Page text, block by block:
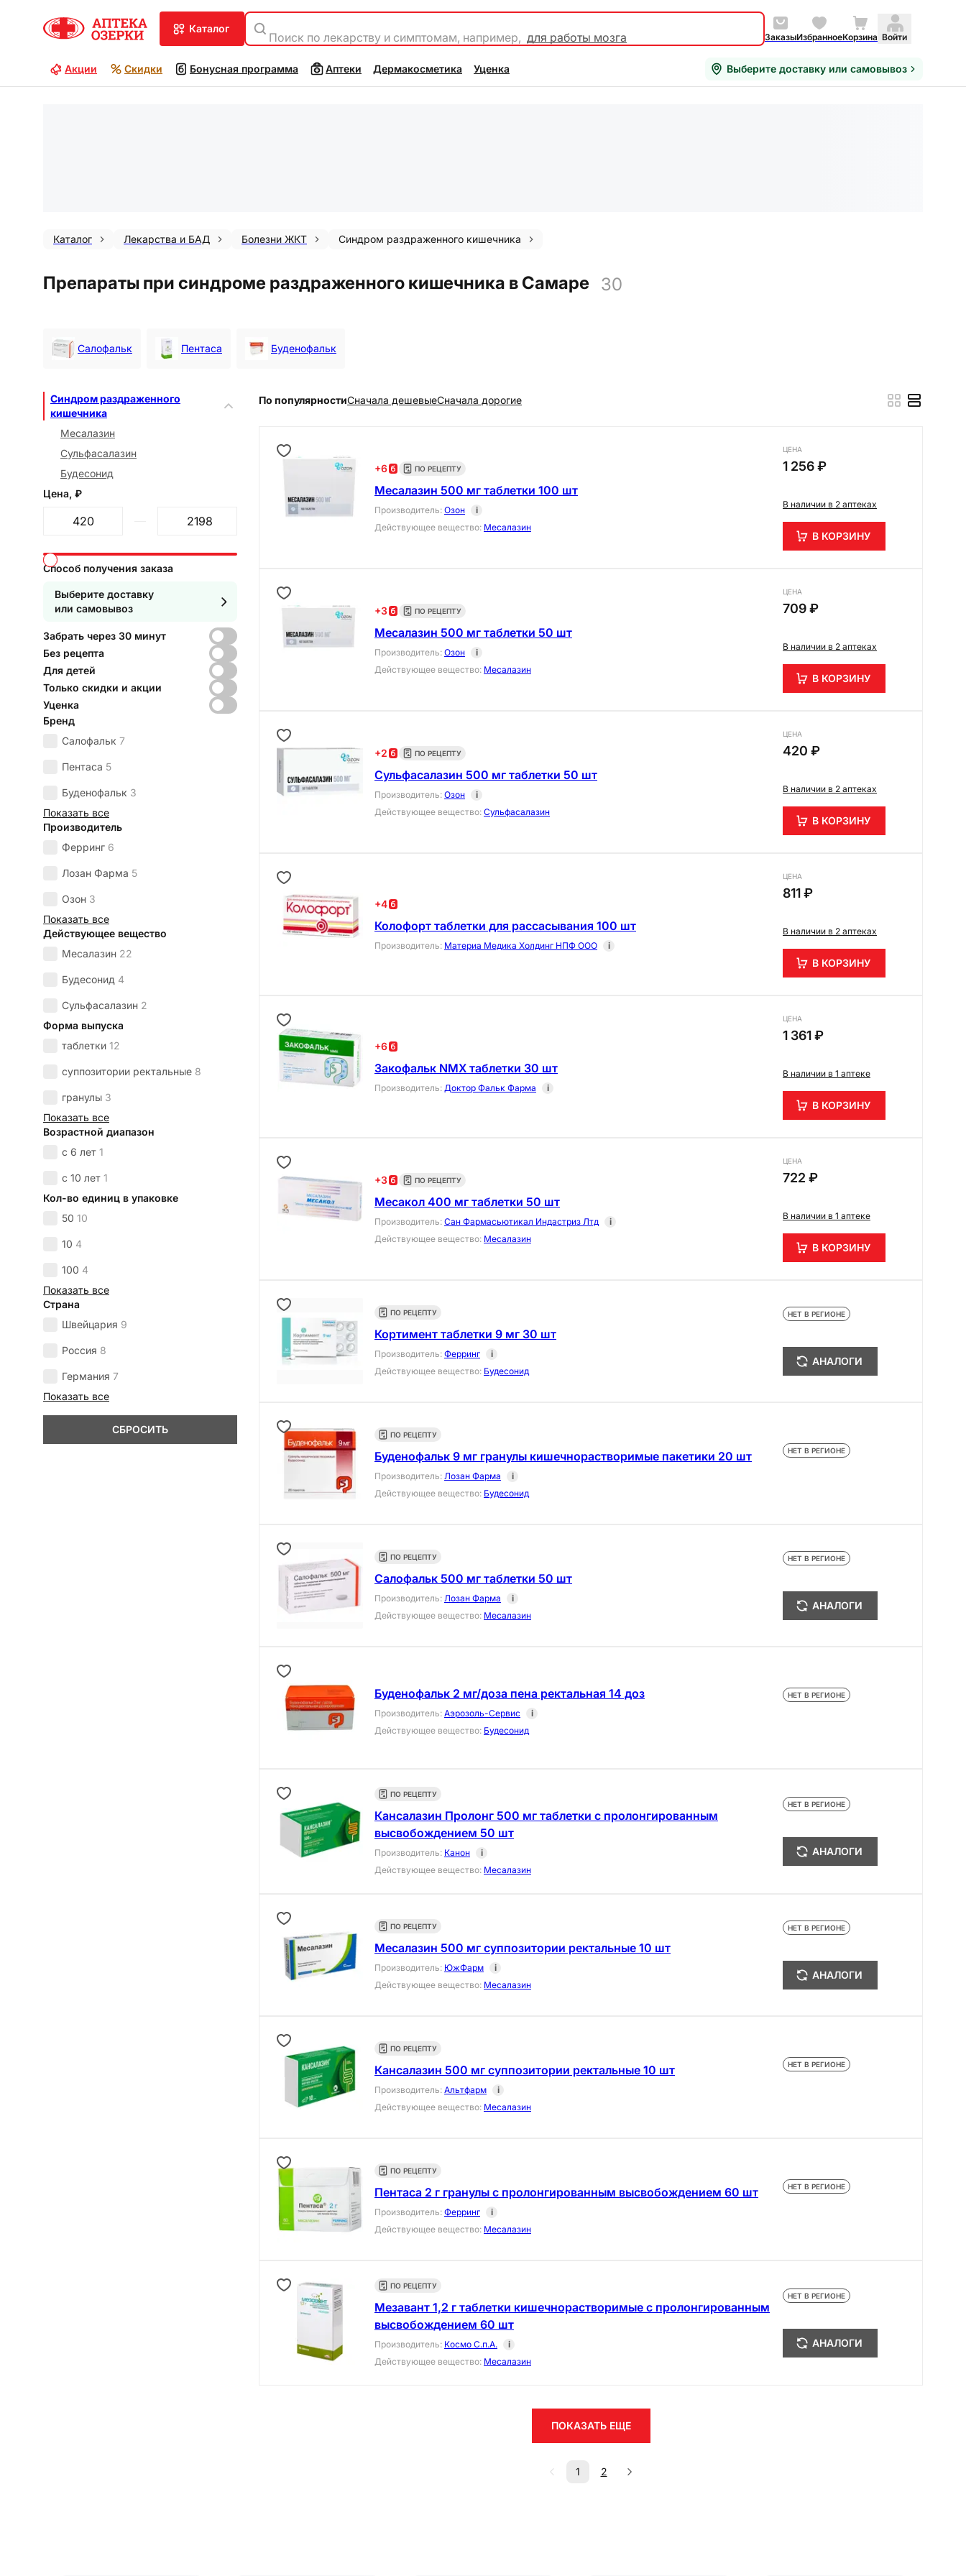
каталог
Поиск по лекарству и симптомам, например, для работы мозга ЗаказыИзбранноеКорзина Войти
Акции Скидки Бонусная программа Аптеки Дермакосметика Уценка Выберите доставку или самовывоз
Каталог Лекарства и БАД Болезни ЖКТ Синдром раздраженного кишечника
Препараты при синдроме раздраженного кишечника в Самаре 30
Салофальк Пентаса Буденофальк
Синдром раздраженного
кишечника
Месалазин
Сульфасалазин
Будесонид
Цена, ₽
Способ получения заказа
Выберите доставку
или самовывоз
Забрать через 30 минут
Без рецепта
Для детей
Только скидки и акции
Уценка
Бренд
Салофальк 7
Пентаса 5
Буденофальк 3
Показать все
Производитель
Ферринг 6
Лозан Фарма 5
Озон 3
Показать все
Действующее вещество
Месалазин 22
Будесонид 4
Сульфасалазин 2
Форма выпуска
таблетки 12
суппозитории ректальные 8
гранулы 3
Показать все
Возрастной диапазон
с 6 лет 1
с 10 лет 1
Кол-во единиц в упаковке
50 10
10 4
100 4
Показать все
Страна
Швейцария 9
Россия 8
Германия 7
Показать все
СБРОСИТЬ
По популярностиCначала дешевыеCначала дорогие
+6 ПО РЕЦЕПТУ
Месалазин 500 мг таблетки 100 шт
Производитель: Озон
i
Действующее вещество: Месалазин
ЦЕНА
1 256 ₽
В наличии в 2 аптеках
В КОРЗИНУ
+3 ПО РЕЦЕПТУ
Месалазин 500 мг таблетки 50 шт
Производитель: Озон
i
Действующее вещество: Месалазин
ЦЕНА
709 ₽
В наличии в 2 аптеках
В КОРЗИНУ
+2 ПО РЕЦЕПТУ
Сульфасалазин 500 мг таблетки 50 шт
Производитель: Озон
i
Действующее вещество: Сульфасалазин
ЦЕНА
420 ₽
В наличии в 2 аптеках
В КОРЗИНУ
+4
Колофорт таблетки для рассасывания 100 шт
Производитель: Материа Медика Холдинг НПФ ООО i
ЦЕНА
811 ₽
В наличии в 2 аптеках
В КОРЗИНУ
+6
Закофальк NMX таблетки 30 шт
Производитель: Доктор Фальк Фарма i
ЦЕНА
1 361 ₽
В наличии в 1 аптеке
В КОРЗИНУ
+3 ПО РЕЦЕПТУ
Месакол 400 мг таблетки 50 шт
Производитель: Сан Фармасьютикал Индастриз Лтд
i
Действующее вещество: Месалазин
ЦЕНА
722 ₽
В наличии в 1 аптеке
В КОРЗИНУ
ПО РЕЦЕПТУ
Кортимент таблетки 9 мг 30 шт
Производитель: Ферринг
i
Действующее вещество: Будесонид
НЕТ В РЕГИОНЕ
АНАЛОГИ
ПО РЕЦЕПТУ
Буденофальк 9 мг гранулы кишечнорастворимые пакетики 20 шт
Производитель: Лозан Фарма
i
Действующее вещество: Будесонид
НЕТ В РЕГИОНЕ
ПО РЕЦЕПТУ
Салофальк 500 мг таблетки 50 шт
Производитель: Лозан Фарма
i
Действующее вещество: Месалазин
НЕТ В РЕГИОНЕ
АНАЛОГИ
Буденофальк 2 мг/доза пена ректальная 14 доз
Производитель: Аэрозоль-Сервис
i
Действующее вещество: Будесонид
НЕТ В РЕГИОНЕ
ПО РЕЦЕПТУ
Кансалазин Пролонг 500 мг таблетки с пролонгированным
высвобождением 50 шт
Производитель: Канон
i
Действующее вещество: Месалазин
НЕТ В РЕГИОНЕ
АНАЛОГИ
ПО РЕЦЕПТУ
Месалазин 500 мг суппозитории ректальные 10 шт
Производитель: ЮжФарм
i
Действующее вещество: Месалазин
НЕТ В РЕГИОНЕ
АНАЛОГИ
ПО РЕЦЕПТУ
Кансалазин 500 мг суппозитории ректальные 10 шт
Производитель: Альтфарм
i
Действующее вещество: Месалазин
НЕТ В РЕГИОНЕ
ПО РЕЦЕПТУ
Пентаса 2 г гранулы с пролонгированным высвобождением 60 шт
Производитель: Ферринг
i
Действующее вещество: Месалазин
НЕТ В РЕГИОНЕ
ПО РЕЦЕПТУ
Мезавант 1,2 г таблетки кишечнорастворимые с пролонгированным
высвобождением 60 шт
Производитель: Космо С.п.А.
i
Действующее вещество: Месалазин
НЕТ В РЕГИОНЕ
АНАЛОГИ
ПОКАЗАТЬ ЕЩЕ
1 2